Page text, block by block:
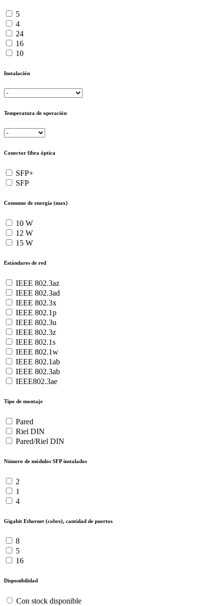
5
4
24
16
10
Instalación
Temperatura de operación
Conector fibra óptica
SFP+
SFP
Consumo de energía (max)
10 W
12 W
15 W
Estándares de red
IEEE 802.3az
IEEE 802.3ad
IEEE 802.3x
IEEE 802.1p
IEEE 802.3u
IEEE 802.3z
IEEE 802.1s
IEEE 802.1w
IEEE 802.1ab
IEEE 802.3ab
IEEE802.3ae
Tipo de montaje
Pared
Riel DIN
Pared/Riel DIN
Número de módulos SFP instalados
2
1
4
Gigabit Ethernet (cobre), cantidad de puertos
8
5
16
Disponibilidad
Con stock disponible